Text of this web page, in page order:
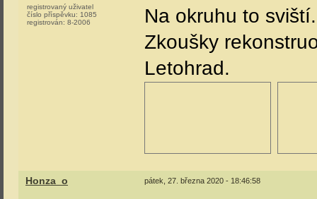
registrovaný uživatel
číslo příspěvku: 1085
registrován: 8-2006
Na okruhu to
Zkoušky
Letohrad.
Honza_o pátek, 27. března 2020 - 18:46:58